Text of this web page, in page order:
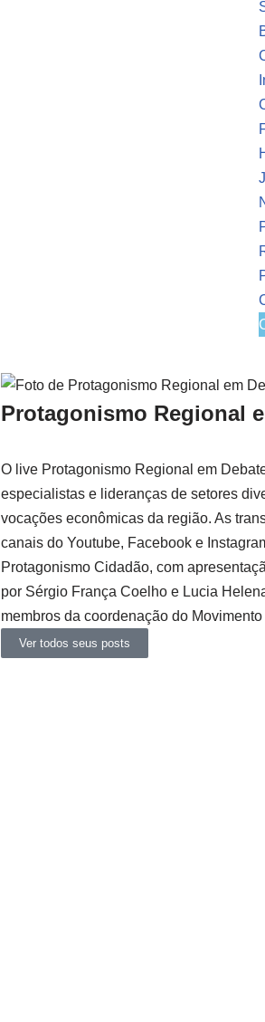
Protagonismo Regional
O live Protagonismo Regional em
especialistas e lideranças de setores
vocações econômicas da região. As
canais do Youtube, Facebook e
Protagonismo Cidadão, com
por Sérgio França Coelho e Lucia
membros da coordenação do
Ver todos seus posts